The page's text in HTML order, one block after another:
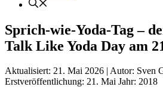
Sprich-wie-Yoda-Tag –
Talk Like Yoda Day am
Aktualisiert: 21. Mai 2026 Autor: Sven
Erstveröffentlichung: 21. Mai Jahr: 2018